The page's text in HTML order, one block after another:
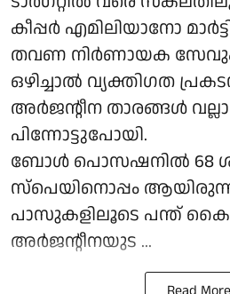
കീപ്പർ എമിലിയാനോ
തവണ നിർണായക
ഒഴിച്ചാൽ വ്യക്തിഗത
അർജന്റീന താരങ്ങൾ
പിന്നോട്ടുപോയി.
ബോൾ പൊസഷനിൽ 68
സ്‌പെയിനൊപ്പം ആയിരുന്നു.
പാസുകളിലൂടെ പന്ത്
അർജന്റീനയുട ...